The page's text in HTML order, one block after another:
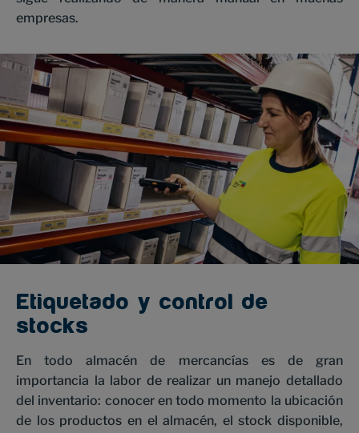
empresas.
Etiquetado y control de
stocks
En todo almacén de mercancías es de gran
importancia la labor de realizar un manejo detallado
del inventario: conocer en todo momento la ubicación
de los productos en el almacén, el stock disponible,